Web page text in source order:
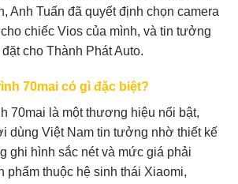
Anh Tuấn đã quyết định chọn camera
chiếc Vios của mình, và tin tưởng
cho Thành Phát Auto.
70mai có gì đặc biệt?
70mai là một thương hiệu nổi bật,
dùng Việt Nam tin tưởng nhờ thiết kế
ghi hình sắc nét và mức giá phải
phẩm thuộc hệ sinh thái Xiaomi,